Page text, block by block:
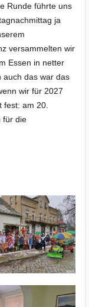
Runde führte uns
ja
versammelten wir
Essen in netter
auch das war das
wir für 2027
fest: am 20.
für die